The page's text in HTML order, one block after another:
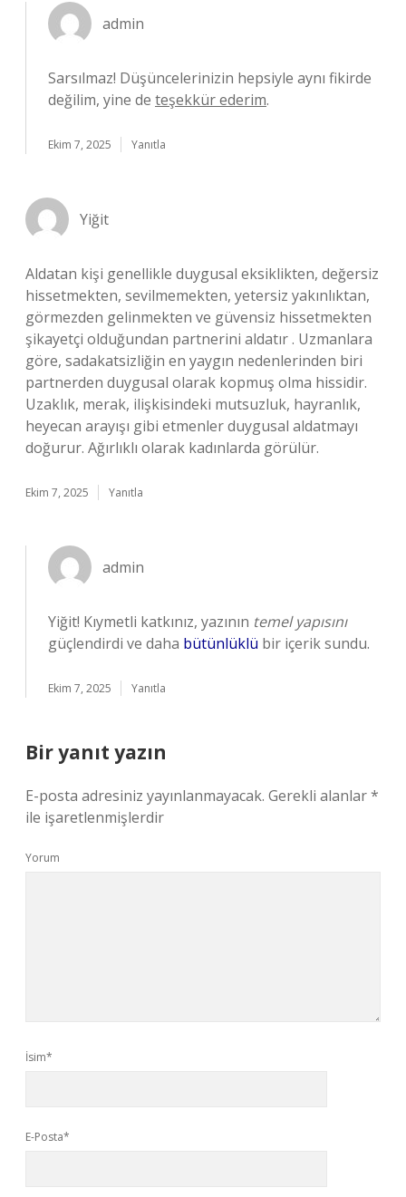
admin
Sarsılmaz! Düşüncelerinizin hepsiyle aynı fikirde
değilim, yine de teşekkür ederim.
Ekim 7, 2025 Yanıtla
Yiğit
Aldatan kişi genellikle duygusal eksiklikten, değersiz
hissetmekten, sevilmemekten, yetersiz yakınlıktan,
görmezden gelinmekten ve güvensiz hissetmekten
şikayetçi olduğundan partnerini aldatır . Uzmanlara
göre, sadakatsizliğin en yaygın nedenlerinden biri
partnerden duygusal olarak kopmuş olma hissidir.
Uzaklık, merak, ilişkisindeki mutsuzluk, hayranlık,
heyecan arayışı gibi etmenler duygusal aldatmayı
doğurur. Ağırlıklı olarak kadınlarda görülür.
Ekim 7, 2025 Yanıtla
admin
Yiğit! Kıymetli katkınız, yazının temel yapısını
güçlendirdi ve daha bütünlüklü bir içerik sundu.
Ekim 7, 2025 Yanıtla
Bir yanıt yazın
E-posta adresiniz yayınlanmayacak. Gerekli alanlar*
ile işaretlenmişlerdir
Yorum
İsim*
E-Posta*